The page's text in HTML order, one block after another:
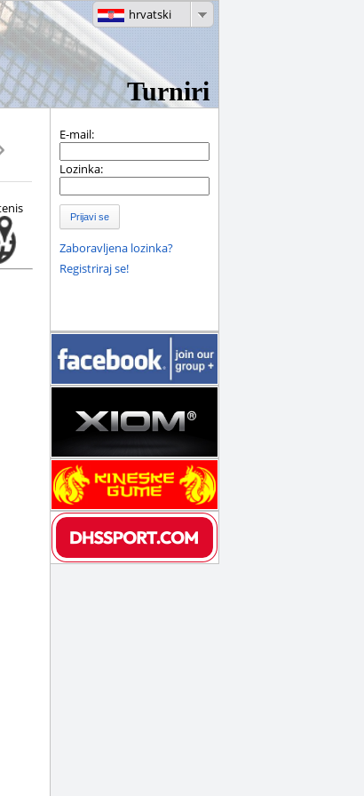
Turniri
hrvatski
E-mail:
Lozinka:
Prijavi se
Zaboravljena lozinka?
Registriraj se!